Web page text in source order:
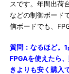
スです。年間出荷
などの制御ボード
信ボードでも、
質問：なるほど。
FPGAを使えたら
きよりも安く購入